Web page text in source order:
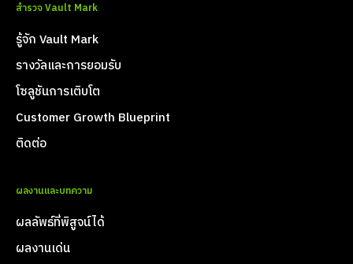
สำรวจ Vault Mark
รู้จัก Vault Mark
รางวัลและการยอมรับ
โซลูชันการเติบโต
Customer Growth Blueprint
ติดต่อ
ผลงานและบทความ
ผลลัพธ์ที่พิสูจน์ได้
ผลงานเด่น